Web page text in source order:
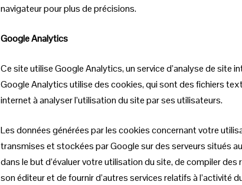
navigateur pour plus de précisions.
Google Analytics
Ce site utilise Google Analytics, un service d’analyse de site
Google Analytics utilise des cookies, qui sont des fichiers
internet à analyser l’utilisation du site par ses utilisateurs.
Les données générées par les cookies concernant votre
transmises et stockées par Google sur des serveurs situés
dans le but d’évaluer votre utilisation du site, de compiler
son éditeur et de fournir d’autres services relatifs à l’activité